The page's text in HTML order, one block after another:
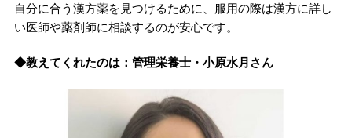
自分に合う漢方薬を見つけるために、服用の際は漢方に詳し
い医師や薬剤師に相談するのが安心です。
◆教えてくれたのは：管理栄養士・小原水月さん